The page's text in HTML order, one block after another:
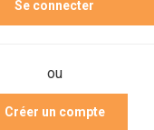
ou
Créer un compte